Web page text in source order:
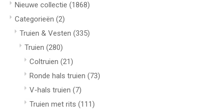
Nieuwe collectie (1868)
Categorieën (2)
Truien & Vesten (335)
Truien (280)
Coltruien (21)
Ronde hals truien (73)
V-hals truien (7)
Truien met rits (111)